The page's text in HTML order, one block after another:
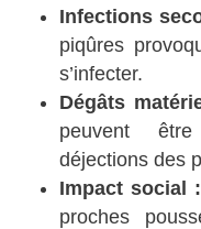
Infections
piqûres
s’infecter.
Dégâts
peuvent
déjections des
Impact social :
proches